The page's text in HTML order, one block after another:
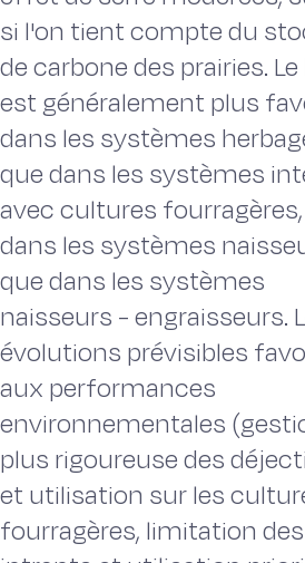
si l'on tient compte du
de carbone des prairies.
est généralement plus
dans les systèmes
que dans les systèmes
avec cultures
dans les systèmes
que dans les systèmes
naisseurs - engraisseurs.
évolutions prévisibles
aux performances
environnementales
plus rigoureuse des
et utilisation sur les
fourragères, limitation des